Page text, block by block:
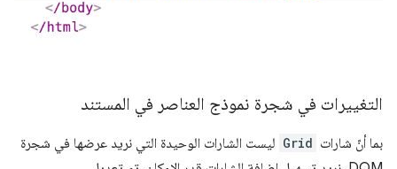
التغييرات في شجرة نموذج العناصر في المستند
بما أنّ شارات Grid ليست الشارات الوحيدة التي نريد عرضها في شجرة